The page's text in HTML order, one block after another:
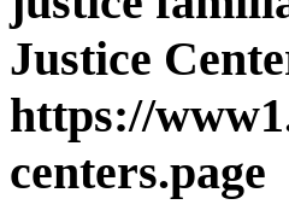
Justice
https://
centers.page